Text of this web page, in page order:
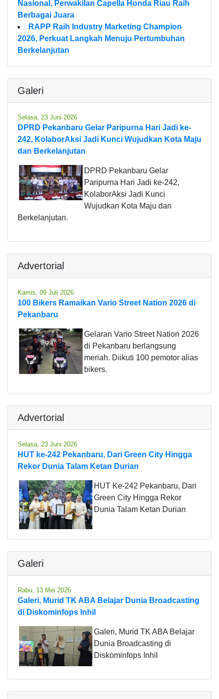
Nasional, Perwakilan Capella Honda Riau Raih
Berbagai Juara
RAPP Raih Industry Marketing Champion
2026, Perkuat Langkah Menuju Pertumbuhan
Berkelanjutan
Galeri
Selasa, 23 Juni 2026
DPRD Pekanbaru Gelar Paripurna Hari Jadi ke-
242, KolaborAksi Jadi Kunci Wujudkan Kota Maju
dan Berkelanjutan
DPRD Pekanbaru Gelar
Paripurna Hari Jadi ke-242,
KolaborAksi Jadi Kunci
Wujudkan Kota Maju dan
Berkelanjutan.
Advertorial
Kamis, 09 Juli 2026
100 Bikers Ramaikan Vario Street Nation 2026 di
Pekanbaru
Gelaran Vario Street Nation 2026
di Pekanbaru berlangsung
meriah. Diikuti 100 pemotor alias
bikers.
Advertorial
Selasa, 23 Juni 2026
HUT ke-242 Pekanbaru, Dari Green City Hingga
Rekor Dunia Talam Ketan Durian
HUT Ke-242 Pekanbaru, Dari
Green City Hingga Rekor
Dunia Talam Ketan Durian
Galeri
Rabu, 13 Mei 2026
Galeri, Murid TK ABA Belajar Dunia Broadcasting
di Diskominfops Inhil
Galeri, Murid TK ABA Belajar
Dunia Broadcasting di
Diskominfops Inhil